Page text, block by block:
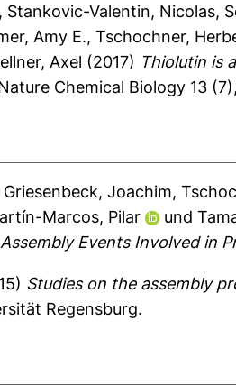
, Stankovic-Valentin, Nicolas,
Amy E., Tschochner,
Axel (2017) Thiolutin is
Chemical Biology 13
Griesenbeck, Joachim,
Marcos, Pilar und
Events Involved in
Studies on the assembly
Regensburg.